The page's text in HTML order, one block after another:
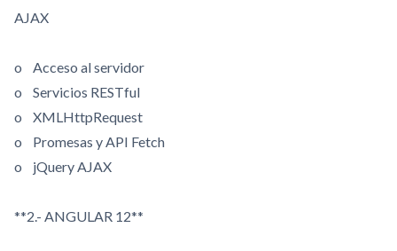
AJAX
o Acceso al servidor
o Servicios RESTful
o XMLHttpRequest
o Promesas y API Fetch
o jQuery AJAX
**2.- ANGULAR 12**